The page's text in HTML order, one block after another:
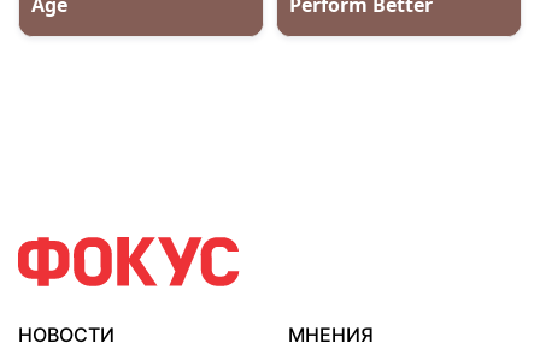
НОВОСТИ
МНЕНИЯ